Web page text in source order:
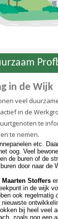
in de Wijk
veel
in de
te
te nemen.
etc.
oog. Veel
de buren of de
door naar de
Maarten Stoffers
in de wijk
ook regelmatig
bij heel veel
zoals nog een